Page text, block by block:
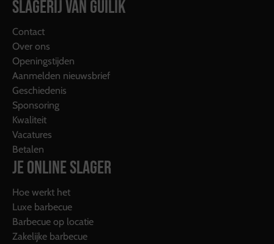
SLAGERIJ VAN GUILIK
Contact
Over ons
Openingstijden
Aanmelden nieuwsbrief
Geschiedenis
Sponsoring
Kwaliteit
Vacatures
Betalen
JE ONLINE SLAGER
Hoe werkt het
Luxe barbecue
Barbecue op locatie
Zakelijke barbecue